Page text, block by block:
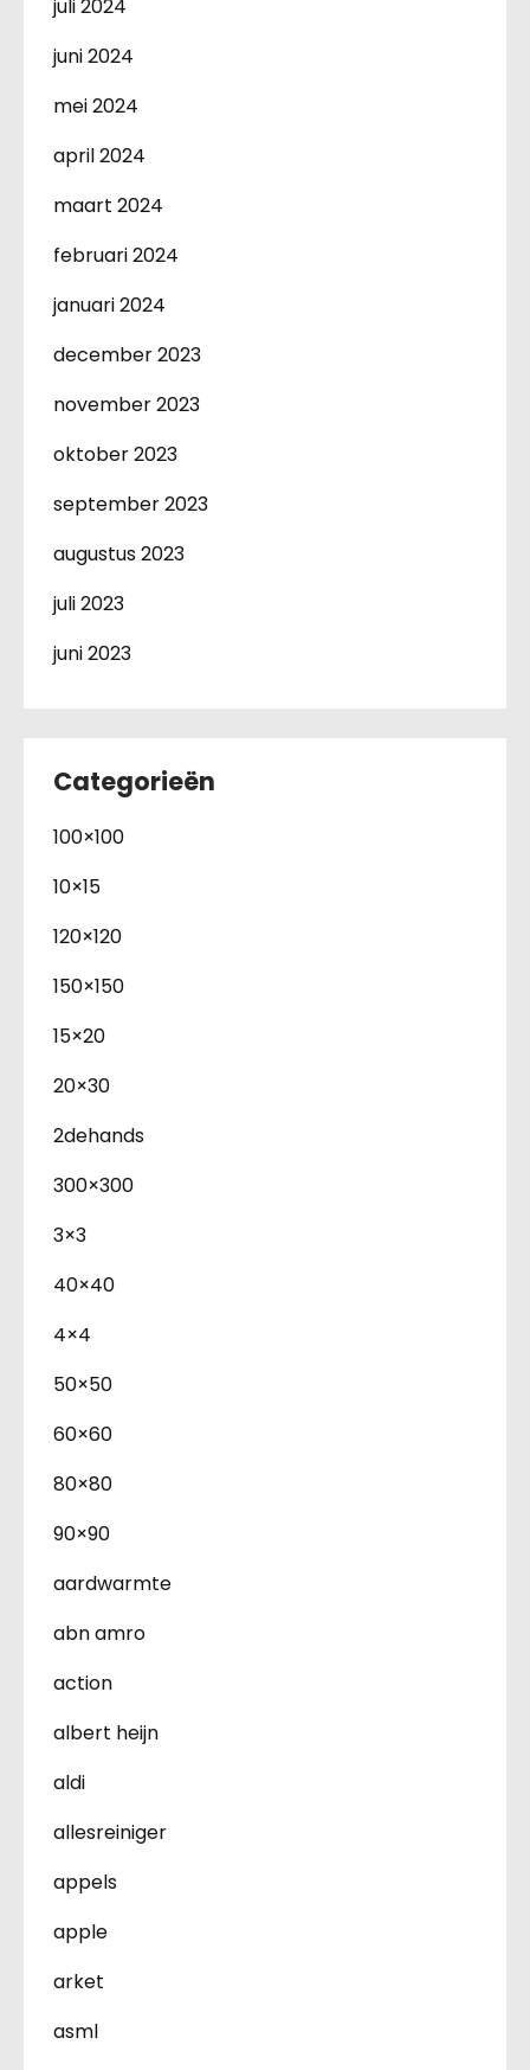
juli 2024
juni 2024
mei 2024
april 2024
maart 2024
februari 2024
januari 2024
december 2023
november 2023
oktober 2023
september 2023
augustus 2023
juli 2023
juni 2023
Categorieën
100×100
10×15
120×120
150×150
15×20
20×30
2dehands
300×300
3×3
40×40
4×4
50×50
60×60
80×80
90×90
aardwarmte
abn amro
action
albert heijn
aldi
allesreiniger
appels
apple
arket
asml